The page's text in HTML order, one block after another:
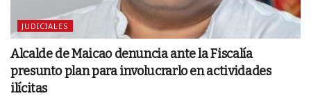
JUDICIALES
Alcalde de Maicao denuncia ante la Fiscalía
presunto plan para involucrarlo en actividades
ilícitas